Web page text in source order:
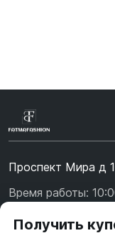
Проспект Мира д
Время работы:
+7 (926) 478-75-
Получить